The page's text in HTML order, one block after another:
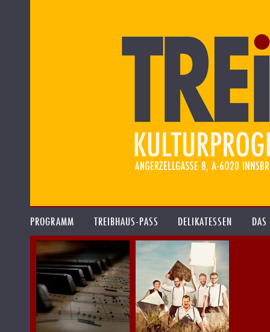
PROGRAMM TREIBHAUS-PASS DELIKATESSEN